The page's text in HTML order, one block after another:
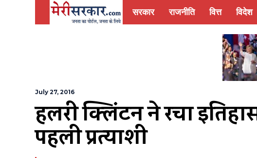
सरकार राजनीति वित्त विदेश
July 27, 2016
हिलरी क्लिंटन ने रचा
पहली प्रत्याशी